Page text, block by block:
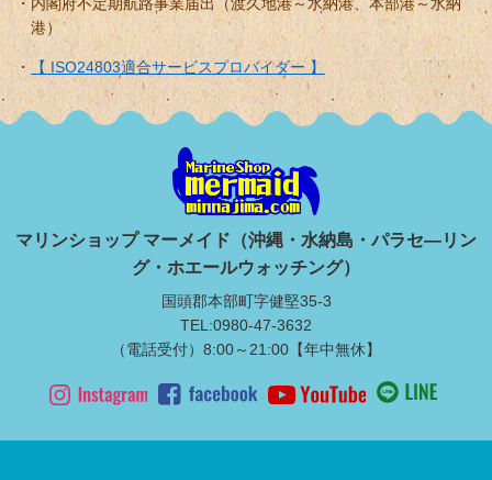
港）
【 ISO24803適合サービスプロバイダー 】
マリンショップ マーメイド（沖縄・水納島・パラセ―リン
グ・ホエールウォッチング）
国頭郡本部町字健堅35-3
TEL:0980-47-3632
（電話受付）8:00～21:00【年中無休】